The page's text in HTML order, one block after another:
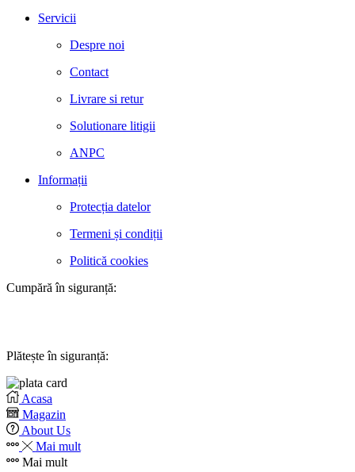
Servicii
Despre noi
Contact
Livrare si retur
Solutionare litigii
ANPC
Informații
Protecția datelor
Termeni și condiții
Politică cookies
Cumpără în siguranță:
Plătește în siguranță:
Acasa
Magazin
About Us
Mai mult
Mai mult